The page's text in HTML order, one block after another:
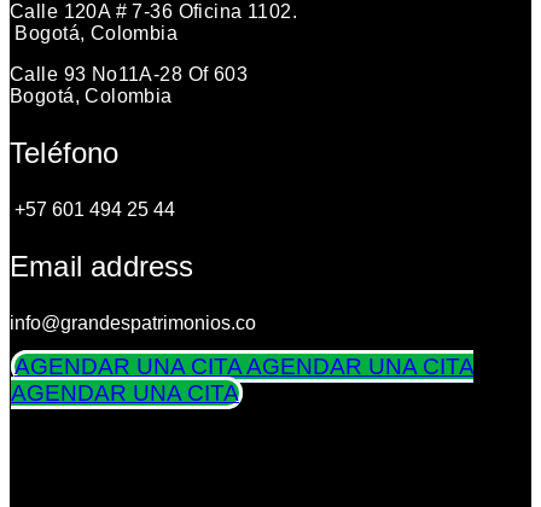
Calle 120A # 7-36 Oficina 1102.
Bogotá, Colombia
Calle 93 No11A-28 Of 603
Bogotá, Colombia
Teléfono
+57 601 494 25 44
Email address
info@grandespatrimonios.co
AGENDAR UNA CITAAGENDAR UNA CITA
AGENDAR UNA CITA